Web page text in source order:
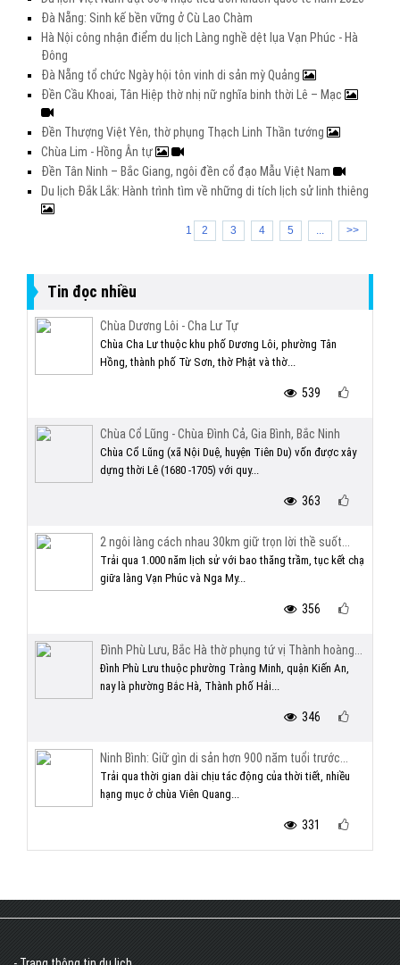
Đà Nẵng: Sinh kế bền vững ở Cù Lao Chàm
Hà Nội công nhận điểm du lịch Làng nghề dệt lụa Vạn Phúc - Hà
Đông
Đà Nẵng tổ chức Ngày hội tôn vinh di sản mỳ Quảng
Đền Cầu Khoai, Tân Hiệp thờ nhị nữ nghĩa binh thời Lê – Mạc
Đền Thượng Việt Yên, thờ phụng Thạch Linh Thần tướng
Chùa Lim - Hồng Ân tự
Đền Tân Ninh – Bắc Giang, ngôi đền cổ đạo Mẫu Việt Nam
Du lịch Đắk Lắk: Hành trình tìm về những di tích lịch sử linh thiêng
1 2 3 4 5 ... >>
Tin đọc nhiều
Chùa Dương Lôi - Cha Lư Tự
Chùa Cha Lư thuộc khu phố Dương Lôi, phường Tân
Hồng, thành phố Từ Sơn, thờ Phật và thờ...
539
Chùa Cổ Lũng - Chùa Đình Cả, Gia Bình, Bắc Ninh
Chùa Cổ Lũng (xã Nội Duệ, huyện Tiên Du) vốn được xây
dựng thời Lê (1680 -1705) với quy...
363
2 ngôi làng cách nhau 30km giữ trọn lời thề suốt...
Trải qua 1.000 năm lịch sử với bao thăng trầm, tục kết chạ
giữa làng Vạn Phúc và Nga My...
356
Đình Phù Lưu, Bắc Hà thờ phụng tứ vị Thành hoàng...
Đình Phù Lưu thuộc phường Tràng Minh, quận Kiến An,
nay là phường Bắc Hà, Thành phố Hải...
346
Ninh Bình: Giữ gìn di sản hơn 900 năm tuổi trước...
Trải qua thời gian dài chịu tác động của thời tiết, nhiều
hạng mục ở chùa Viên Quang...
331